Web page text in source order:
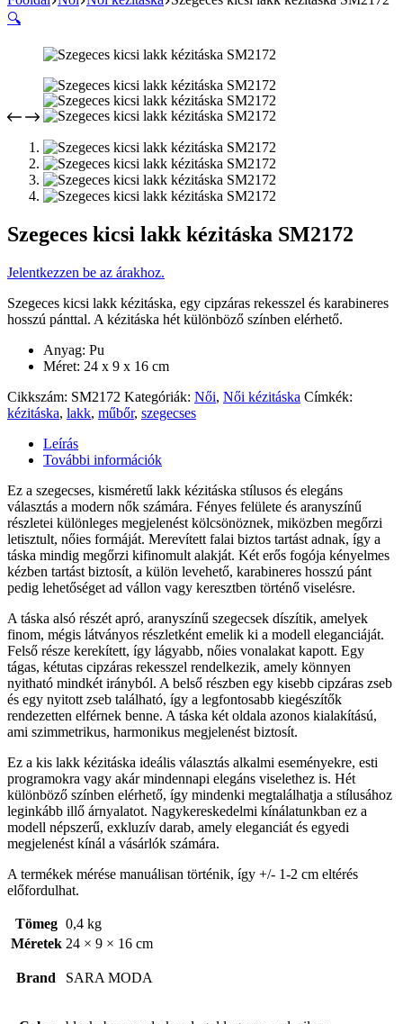
🔍
Szegeces kicsi lakk kézitáska SM2172
Jelentkezzen be az árakhoz.
Szegeces kicsi lakk kézitáska, egy cipzáras rekesszel és karabineres
hosszú pánttal. A kézitáska hét különböző színben elérhető.
Anyag: Pu
Méret: 24 x 9 x 16 cm
Cikkszám: SM2172 Kategóriák: Női, Női kézitáska Címkék:
kézitáska, lakk, műbőr, szegecses
Leírás
További információk
Ez a szegecses, kisméretű lakk kézitáska stílusos és elegáns
választás a modern nők számára. Fényes felülete és aranyszínű
részletei különleges megjelenést kölcsönöznek, miközben megőrzi
letisztult, nőies formáját. Merevített falai biztos tartást adnak, így a
táska mindig megőrzi kifinomult alakját. Két erős fogója kényelmes
kézben tartást biztosít, a külön levehető, karabineres hosszú pánt
pedig lehetőséget ad vállon vagy keresztben történő viselésre.
A táska alsó részét apró, aranyszínű szegecsek díszítik, amelyek
finom, mégis látványos részletként emelik ki a modell eleganciáját.
Felső része kerekített, így lágyabb, nőies vonalakat kapott. Egy
tágas, kétutas cipzáras rekesszel rendelkezik, amely könnyen
nyitható mindkét irányból. A belső részben egy kisebb cipzáras zseb
és egy nyitott zseb található, így a legfontosabb kiegészítők
rendezetten elférnek benne. A táska két oldala azonos kialakítású,
ami szimmetrikus, harmonikus megjelenést biztosít.
Ez a kis lakk kézitáska ideális választás alkalmi eseményekre, esti
programokra vagy akár mindennapi elegáns viselethez is. Hét
különböző színben elérhető, így mindenki megtalálhatja a stílusához
leginkább illő árnyalatot. Nagykereskedelmi kínálatunkban ez a
modell népszerű, exkluzív darab, amely eleganciát és egyedi
megjelenést kínál a vásárlók számára.
A termékek mérése manuálisan történik, így +/- 1-2 cm eltérés
előfordulhat.
Tömeg 0,4 kg
Méretek 24 × 9 × 16 cm
Brand SARA MODA